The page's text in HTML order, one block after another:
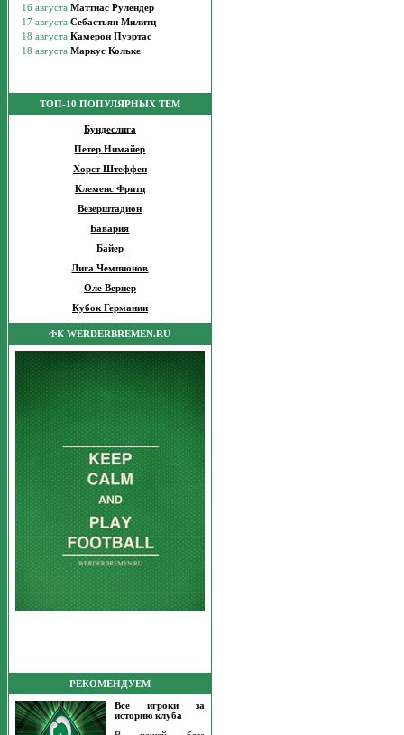
ТОП-10 ПОПУЛЯРНЫХ ТЕМ
Бундеслига
Петер Нимайер
Хорст Штеффен
Клеменс Фритц
Везерштадион
Бавария
Байер
Лига Чемпионов
Оле Вернер
Кубок Германии
ФК WERDERBREMEN.RU
РЕКОМЕНДУЕМ
Все игроки за
историю клуба